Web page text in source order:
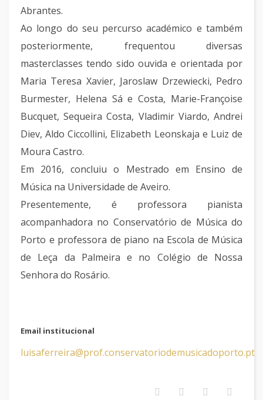
Abrantes.
Ao longo do seu percurso académico e também
posteriormente, frequentou diversas
masterclasses tendo sido ouvida e orientada por
Maria Teresa Xavier, Jaroslaw Drzewiecki, Pedro
Burmester, Helena Sá e Costa, Marie-Françoise
Bucquet, Sequeira Costa, Vladimir Viardo, Andrei
Diev, Aldo Ciccollini, Elizabeth Leonskaja e Luiz de
Moura Castro.
Em 2016, concluiu o Mestrado em Ensino de
Música na Universidade de Aveiro.
Presentemente, é professora pianista
acompanhadora no Conservatório de Música do
Porto e professora de piano na Escola de Música
de Leça da Palmeira e no Colégio de Nossa
Senhora do Rosário.
Email institucional
luisaferreira@prof.conservatoriodemusicadoporto.pt